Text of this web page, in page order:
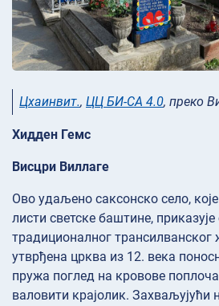
Цхаинвит., ЦЦ БИ-СА 4.0, преко
Хидден Гемс
Висцри Виллаге
Ово удаљено саксонско село, које
листи светске баштине,
традиционалног трансилванског
утврђена црква из 12. века
пружа поглед на кровове
валовити крајолик. Захваљујући